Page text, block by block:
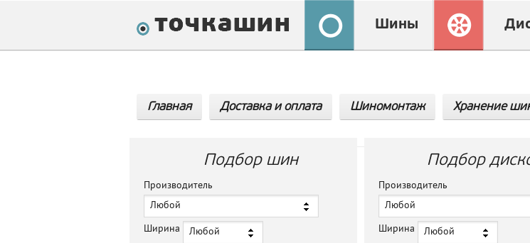
Шины
Главная Доставка и оплата Шиномонтаж Хранение
Подбор шин
Производитель
Любой
Ширина Любой
Подбор
Производитель
Любой
Ширина Любой